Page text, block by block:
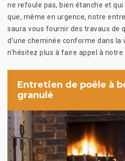
ne refoule pas, bien étanche et
que, même en urgence, notre
saura vous fournir des travaux de
d’une cheminée conforme dans la
n’hésitez plus à faire appel à
Entretien de poêle à
granulé